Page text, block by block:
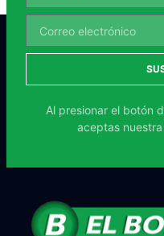
Al presionar el botón
aceptas nuestra